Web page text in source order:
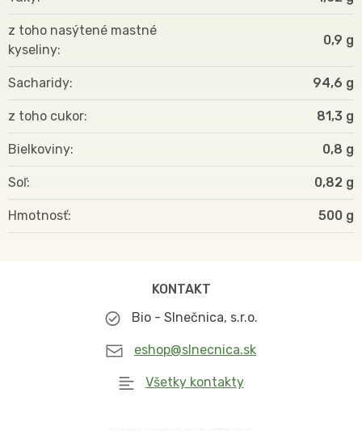
z toho nasýtené mastné
kyseliny
0,9 g
Sacharidy 94,6 g
z toho cukor 81,3 g
Bielkoviny 0,8 g
Soľ 0,82 g
Hmotnosť 500
KONTAKT
Bio - Slnečnica, s.r.o.
eshop@slnecnica.sk
Všetky kontakty